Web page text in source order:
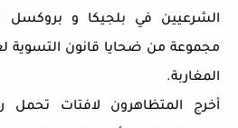
الشرعيين في بلجيكا و بروكسل
المغاربة.
أخرج المتظاهرون لافتات